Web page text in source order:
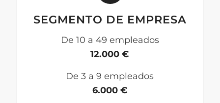
SEGMENTO DE EMPRESA
De 10 a 49 empleados
12.000 €
De 3 a 9 empleados
6.000 €